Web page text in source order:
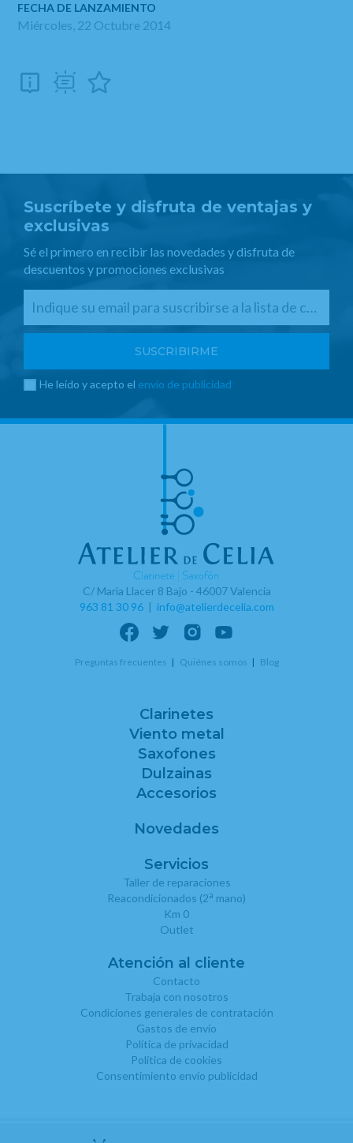
FECHA DE LANZAMIENTO
Miércoles, 22 Octubre 2014
Suscríbete y disfruta de ventajas y
exclusivas
Sé el primero en recibir las novedades y disfruta de
descuentos y promociones exclusivas
He leído y acepto el envío de publicidad
C/ Maria Llacer 8 Bajo - 46007 Valencia
963 81 30 96| info@atelierdecelia.com
Preguntas frecuentes Quiénes somos Blog
Clarinetes
Viento metal
Saxofones
Dulzainas
Accesorios
Novedades
Servicios
Taller de reparaciones
Reacondicionados (2a mano)
Km 0
Outlet
Atención al cliente
Contacto
Trabaja con nosotros
Condiciones generales de contratación
Gastos de envío
Política de privacidad
Política de cookies
Consentimiento envío publicidad